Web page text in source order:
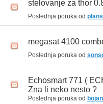
stelovanje za thor
Poslednja poruka od
megasat 4100
Poslednja poruka od
Echosmart 771 (
Zna li neko nesto ?
Poslednja poruka od